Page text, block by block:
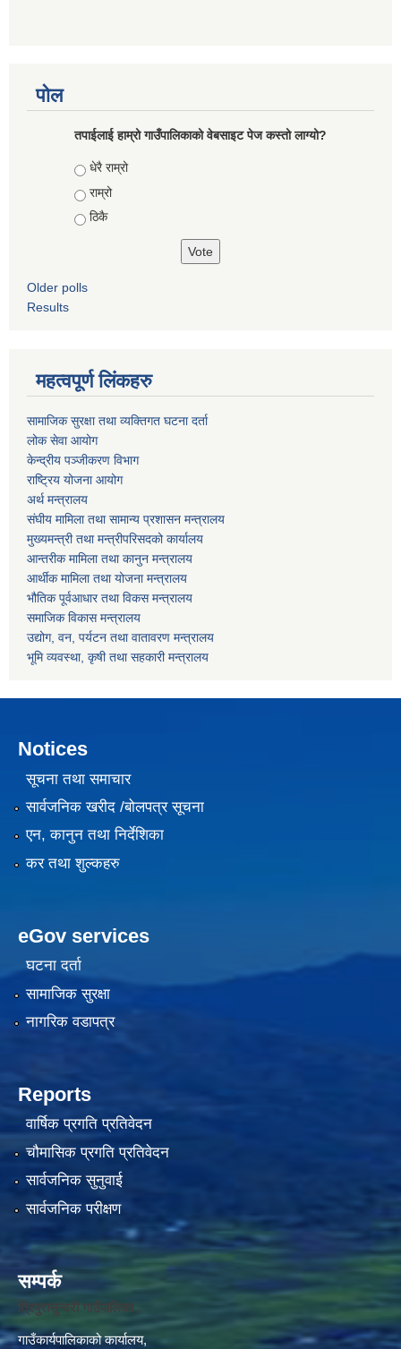
पोल
तपाईलाई हाम्रो गाउँपालिकाको वेबसाइट पेज कस्तो लाग्यो?
Choices
धेरै राम्रो
राम्रो
ठिकै
Older polls
Results
महत्वपूर्ण लिंकहरु
सामाजिक सुरक्षा तथा व्यक्तिगत घटना दर्ता
लोक सेवा आयोग
केन्द्रीय पञ्जीकरण विभाग
राष्ट्रिय योजना आयोग
अर्थ मन्त्रालय
संघीय मामिला तथा सामान्य प्रशासन मन्त्रालय
मुख्यमन्त्री तथा मन्त्रीपरिसदको कार्यालय
आन्तरीक मामिला तथा कानुन मन्त्रालय
आर्थीक मामिला तथा योजना मन्त्रालय
भौतिक पूर्वआधार तथा विकस मन्त्रालय
समाजिक विकास मन्त्रालय
उद्योग, वन, पर्यटन तथा वातावरण मन्त्रालय
भूमि व्यवस्था, कृषी तथा सहकारी मन्त्रालय
Notices
सूचना तथा समाचार
सार्वजनिक खरीद /बोलपत्र सूचना
एन, कानुन तथा निर्देशिका
कर तथा शुल्कहरु
eGov services
घटना दर्ता
सामाजिक सुरक्षा
नागरिक वडापत्र
Reports
वार्षिक प्रगति प्रतिवेदन
चौमासिक प्रगति प्रतिवेदन
सार्वजनिक सुनुवाई
सार्वजनिक परीक्षण
सम्पर्क
त्रिपुरासुन्दरी गाउँपालिका ,
गाउँकार्यपालिकाको कार्यालय,